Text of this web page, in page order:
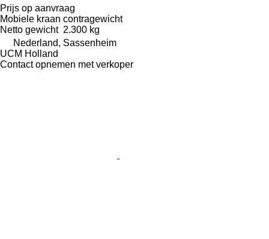
Prijs op aanvraag
Mobiele kraan contragewicht
Netto gewicht 2.300 kg
Nederland, Sassenheim
UCM Holland
Contact opnemen met verkoper